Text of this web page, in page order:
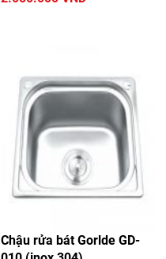
Chậu rửa bát Gorlde GD-